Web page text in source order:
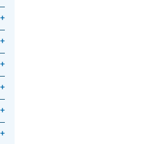
+
+
+
+
+
+